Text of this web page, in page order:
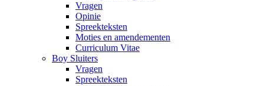
Vragen
Opinie
Spreekteksten
Moties en amendementen
Curriculum Vitae
Boy Sluiters
Vragen
Spreekteksten